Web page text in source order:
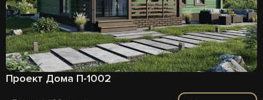
Проект Дома П-1002